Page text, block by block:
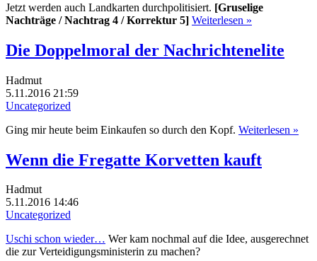
Jetzt werden auch Landkarten durchpolitisiert. [Gruselige
Nachträge / Nachtrag 4 / Korrektur 5] Weiterlesen »
Die Doppelmoral der Nachrichtenelite
Hadmut
5.11.2016 21:59
Uncategorized
Ging mir heute beim Einkaufen so durch den Kopf. Weiterlesen »
Wenn die Fregatte Korvetten kauft
Hadmut
5.11.2016 14:46
Uncategorized
Uschi schon wieder… Wer kam nochmal auf die Idee, ausgerechnet
die zur Verteidigungsministerin zu machen?